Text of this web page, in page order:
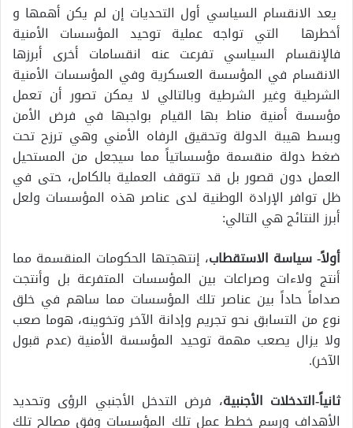
يعد الانقسام السياسي أول التحديات إن لم يكن أهمها و
أخطرها التي تواجه عملية توحيد المؤسسات الأمنية
فالإنقسام السياسي تفرعت عنه انقسامات أخرى أبرزها
الانقسام في المؤسسة العسكرية وفي المؤسسات الأمنية
الشرطية وغير الشرطية وبالتالي لا يمكن تصور أن تعمل
مؤسسة أمنية مناط بها القيام بواجبها في فرض الأمن
وبسط هيبة الدولة وتحقيق الرفاه الأمني وهي ترزح تحت
ضغط دولة منقسمة مؤسساتياً مما سيجعل من المستحيل
العمل دون قصور بل قد تتوقف العملية بالكامل، حتى في
ظل توافر الإرادة الوطنية لدى عناصر هذه المؤسسات ولعل
أبرز النتائج هي التالي:
أولاً- سياسة الاستقطاب، إنتهجتها الحكومات المنقسمة مما
أنتج ولاءات وصراعات بين المؤسسات المتفرعة بل وأنتجت
صداماً حاداً بين عناصر تلك المؤسسات مما ساهم في خلق
نوع من التسابق نحو تجريم وإدانة الآخر وتخوينه، هوما صعب
ولا يزال يصعب مهمة توحيد المؤسسة الأمنية (عدم قبول
الآخر).
ثانياً-التدخلات الأجنبية، فرض التدخل الأجنبي الرؤى وتحديد
الأهداف ورسم خطط عمل تلك المؤسسات وفق مصالح تلك